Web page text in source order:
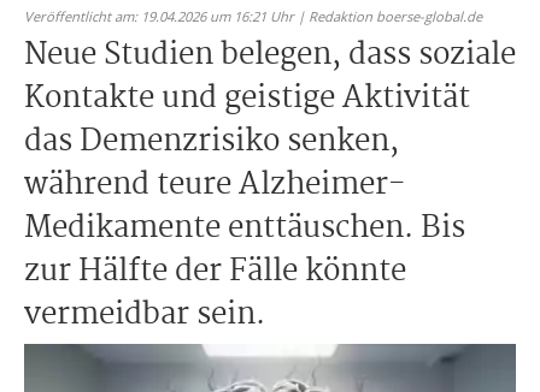
Veröffentlicht am: 19.04.2026 um 16:21 Uhr | Redaktion boerse-global.de
Neue Studien belegen, dass soziale
Kontakte und geistige Aktivität
das Demenzrisiko senken,
während teure Alzheimer-
Medikamente enttäuschen. Bis
zur Hälfte der Fälle könnte
vermeidbar sein.